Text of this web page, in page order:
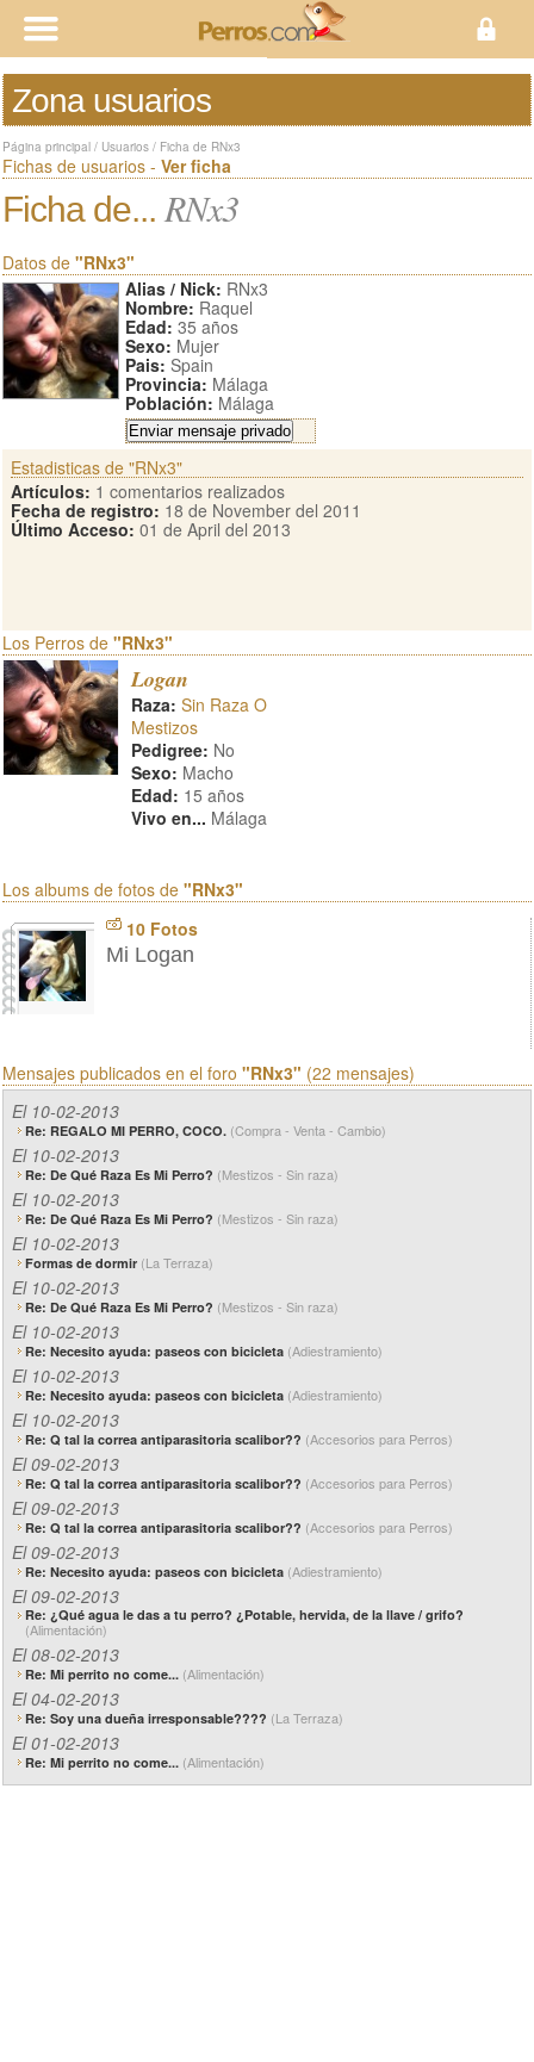
Zona usuarios
Página principal / Usuarios / Ficha de RNx3
Fichas de usuarios - Ver ficha
Ficha de... RNx3
Datos de "RNx3"
Alias / Nick: RNx3
Nombre: Raquel
Edad: 35 años
Sexo: Mujer
Pais: Spain
Provincia: Málaga
Población: Málaga
Estadisticas de "RNx3"
Artículos: 1 comentarios realizados
Fecha de registro: 18 de November del 2011
Último Acceso: 01 de April del 2013
Los Perros de "RNx3"
Logan
Raza: Sin Raza O
Mestizos
Pedigree: No
Sexo: Macho
Edad: 15 años
Vivo en... Málaga
Los albums de fotos de "RNx3"
10 Fotos
Mi Logan
Mensajes publicados en el foro "RNx3" (22 mensajes)
El 10-02-2013
Re: REGALO MI PERRO, COCO. (Compra - Venta - Cambio)
El 10-02-2013
Re: De Qué Raza Es Mi Perro? (Mestizos - Sin raza)
El 10-02-2013
Re: De Qué Raza Es Mi Perro? (Mestizos - Sin raza)
El 10-02-2013
Formas de dormir (La Terraza)
El 10-02-2013
Re: De Qué Raza Es Mi Perro? (Mestizos - Sin raza)
El 10-02-2013
Re: Necesito ayuda: paseos con bicicleta (Adiestramiento)
El 10-02-2013
Re: Necesito ayuda: paseos con bicicleta (Adiestramiento)
El 10-02-2013
Re: Q tal la correa antiparasitoria scalibor?? (Accesorios para Perros)
El 09-02-2013
Re: Q tal la correa antiparasitoria scalibor?? (Accesorios para Perros)
El 09-02-2013
Re: Q tal la correa antiparasitoria scalibor?? (Accesorios para Perros)
El 09-02-2013
Re: Necesito ayuda: paseos con bicicleta (Adiestramiento)
El 09-02-2013
Re: ¿Qué agua le das a tu perro? ¿Potable, hervida, de la llave / grifo?
(Alimentación)
El 08-02-2013
Re: Mi perrito no come... (Alimentación)
El 04-02-2013
Re: Soy una dueña irresponsable???? (La Terraza)
El 01-02-2013
Re: Mi perrito no come... (Alimentación)